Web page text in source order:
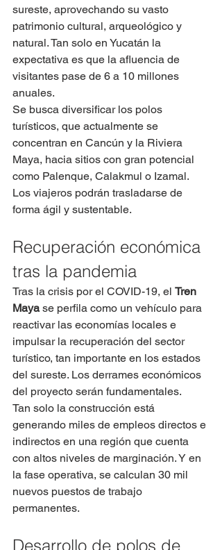
sureste, aprovechando su vasto
patrimonio cultural, arqueológico y
natural. Tan solo en Yucatán la
expectativa es que la afluencia de
visitantes pase de 6 a 10 millones
anuales.
Se busca diversificar los polos
turísticos, que actualmente se
concentran en Cancún y la Riviera
Maya, hacia sitios con gran potencial
como Palenque, Calakmul o Izamal.
Los viajeros podrán trasladarse de
forma ágil y sustentable.
Recuperación económica
tras la pandemia
Tras la crisis por el COVID-19, el Tren
Maya se perfila como un vehículo para
reactivar las economías locales e
impulsar la recuperación del sector
turístico, tan importante en los estados
del sureste. Los derrames económicos
del proyecto serán fundamentales.
Tan solo la construcción está
generando miles de empleos directos e
indirectos en una región que cuenta
con altos niveles de marginación. Y en
la fase operativa, se calculan 30 mil
nuevos puestos de trabajo
permanentes.
Desarrollo de polos de